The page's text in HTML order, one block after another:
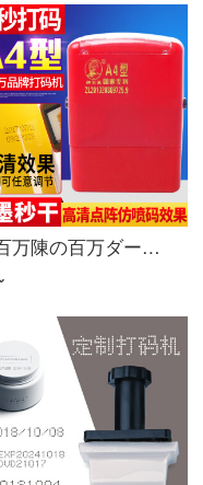
陳百万陳の百万ダースのバーコードとロット番号のスーパーマーケットの価格の賞味期限コードは手で計算機を回転して印刷します。